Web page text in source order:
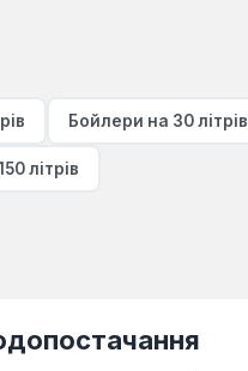
Бойлери на 30 літрів
літрів